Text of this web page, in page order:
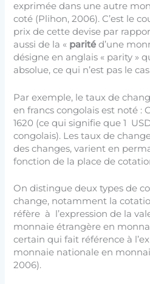
exprimée dans une autre
coté (Plihon, 2006). C’est le
prix de cette devise par
aussi de la « parité d’une
désigne en anglais « parity »
absolue, ce qui n’est pas le
Par exemple, le taux de
en francs congolais est noté :
1620 (ce qui signifie que 1
congolais). Les taux de
des changes, varient en
fonction de la place de
On distingue deux types de
change, notamment la
réfère à l’expression de la
monnaie étrangère en
certain qui fait référence à
monnaie nationale en
2006).